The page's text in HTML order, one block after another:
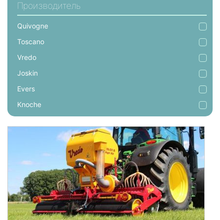
Производитель
Quivogne
Toscano
Vredo
Joskin
Evers
Knoche